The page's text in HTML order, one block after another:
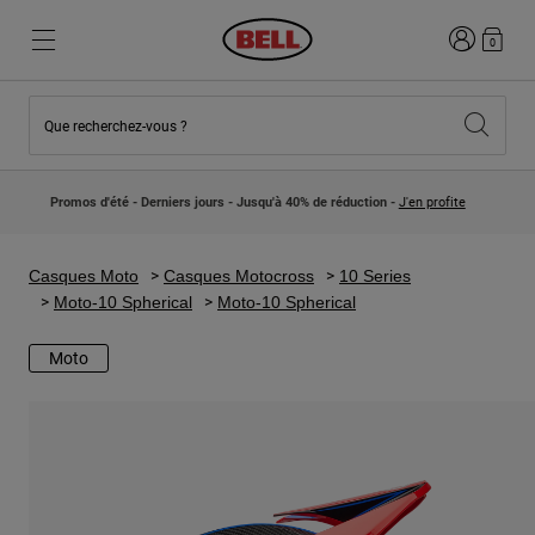
Nouveautés
Casques Motocross Enfant
Lifestyle
Nouveautés
Lifestyle
Explorez Bike
Connexion
0
Que recherchez-vous ?
Promos d'été - Derniers jours - Jusqu'à 40% de réduction - J'en profite
Casques Moto Casques Motocross
10 Series
Moto-10 Spherical
Moto-10 Spherical
Moto